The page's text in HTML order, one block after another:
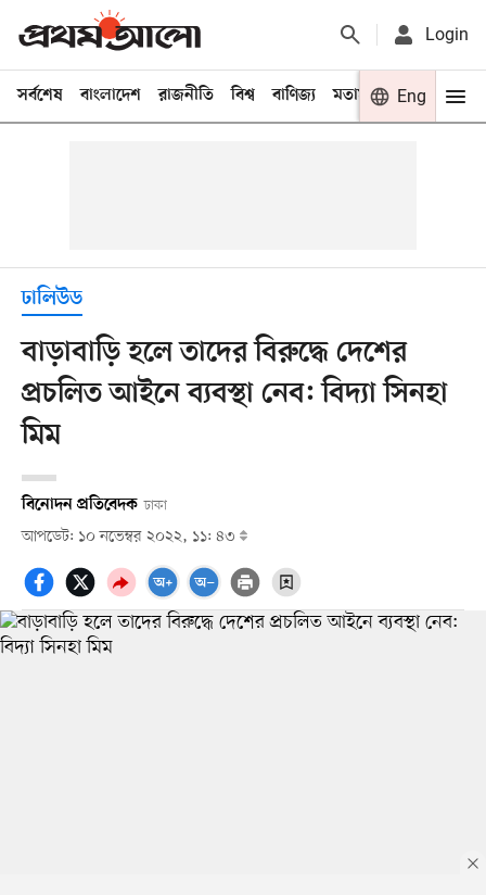
Login
সর্বশেষ বাংলাদেশ রাজনীতি বিশ্ব বাণিজ্য মতামত খেলা
Eng
ঢালিউড
বাড়াবাড়ি হলে তাদের বিরুদ্ধে দেশের
প্রচলিত আইনে ব্যবস্থা নেব: বিদ্যা সিনহা
মিম
বিনোদন প্রতিবেদক ঢাকা
আপডেট: ১০ নভেম্বর ২০২২, ১১: ৪৩